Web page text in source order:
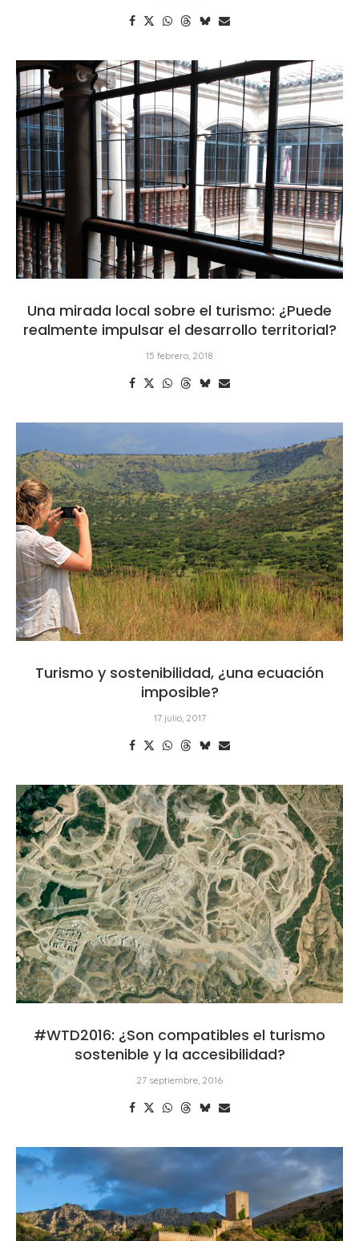
Una mirada local sobre el turismo: ¿Puede
realmente impulsar el desarrollo territorial?
15 febrero, 2018
Turismo y sostenibilidad, ¿una ecuación
imposible?
17 julio, 2017
#WTD2016: ¿Son compatibles el turismo
sostenible y la accesibilidad?
27 septiembre, 2016